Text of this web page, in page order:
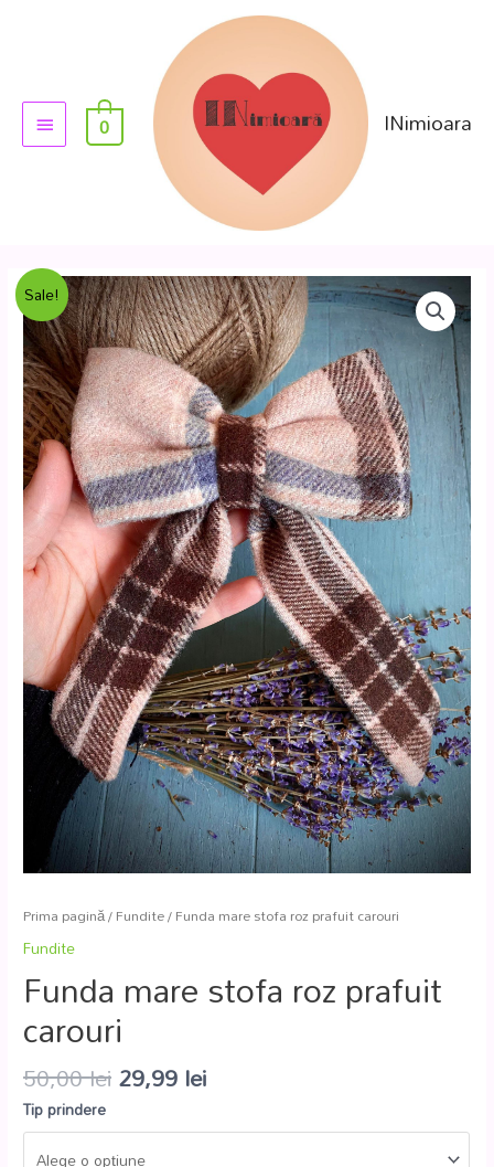
INimioara
0
Sale!
Prima pagină/Fundite/ Funda mare stofa roz prafuit carouri
Fundite
Funda mare stofa roz prafuit
carouri
50,00lei29,99 lei
Tip prindere